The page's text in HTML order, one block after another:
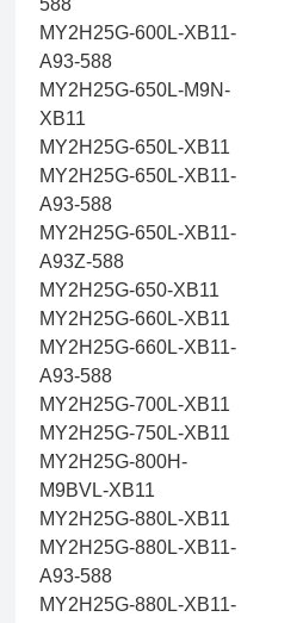
588
MY2H25G-600L-XB11-
A93-588
MY2H25G-650L-M9N-
XB11
MY2H25G-650L-XB11
MY2H25G-650L-XB11-
A93-588
MY2H25G-650L-XB11-
A93Z-588
MY2H25G-650-XB11
MY2H25G-660L-XB11
MY2H25G-660L-XB11-
A93-588
MY2H25G-700L-XB11
MY2H25G-750L-XB11
MY2H25G-800H-
M9BVL-XB11
MY2H25G-880L-XB11
MY2H25G-880L-XB11-
A93-588
MY2H25G-880L-XB11-